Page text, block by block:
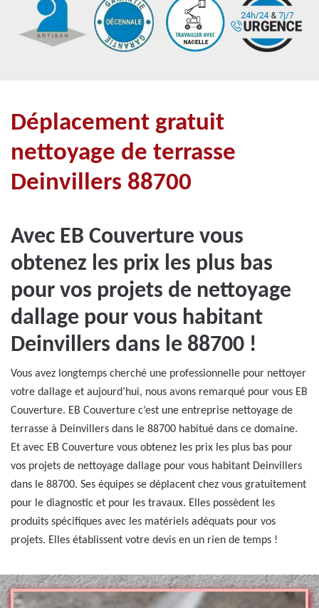
Déplacement gratuit
nettoyage de terrasse
Deinvillers 88700
Avec EB Couverture vous
obtenez les prix les plus bas
pour vos projets de nettoyage
dallage pour vous habitant
Deinvillers dans le 88700 !
Vous avez longtemps cherché une professionnelle pour nettoyer
votre dallage et aujourd’hui, nous avons remarqué pour vous EB
Couverture. EB Couverture c’est une entreprise nettoyage de
terrasse à Deinvillers dans le 88700 habitué dans ce domaine.
Et avec EB Couverture vous obtenez les prix les plus bas pour
vos projets de nettoyage dallage pour vous habitant Deinvillers
dans le 88700. Ses équipes se déplacent chez vous gratuitement
pour le diagnostic et pour les travaux. Elles possèdent les
produits spécifiques avec les matériels adéquats pour vos
projets. Elles établissent votre devis en un rien de temps !